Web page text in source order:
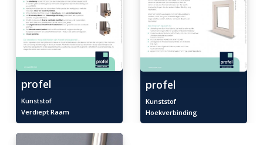
profel
Kunststof
Verdiept Raam
profel
Kunststof
Hoekverbinding